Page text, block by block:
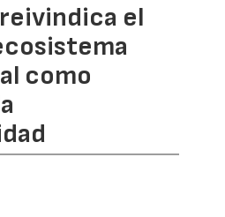
reivindica el
como